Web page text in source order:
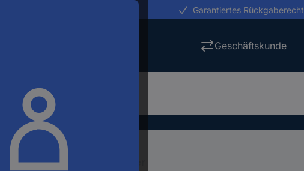
Garantiertes Rückgaberecht
Geschäftskunde
Wasser & Tee